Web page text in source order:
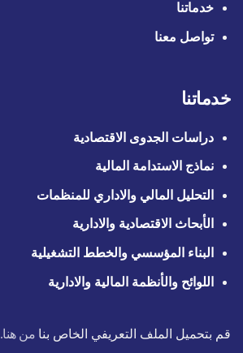
خدماتنا
تواصل معنا
خدماتنا
دراسات الجدوى الاقتصادية
نماذج الاستدامة المالية
التحليل المالي والاداري للمنظمات
الأبحاث الاقتصادية والادارية
البناء المؤسسي والخطط التشغيلية
اللوائح والأنظمة المالية والادارية
قم بتحميل الملف التعريفي الخاص بنا من هنا.